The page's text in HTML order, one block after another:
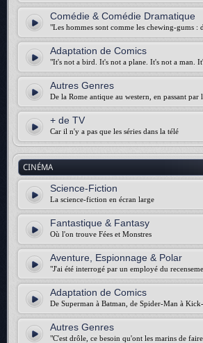
Comédie & Comédie Dramatique
"Les hommes sont comme les chewing-gums :
Adaptation de Comics
"It's not a bird. It's not a plane. It's not a man.
Autres Genres
De la Rome antique au western, en passant
+ de TV
Car il n'y a pas que les séries dans la télé
CINÉMA
Science-Fiction
La science-fiction en écran large
Fantastique & Fantasy
Où l'on trouve Fées et Monstres
Aventure, Espionnage & Polar
"J'ai été interrogé par un employé du
Adaptation de Comics
De Superman à Batman, de Spider-Man à Kick-
Autres Genres
"C'est drôle, ce besoin qu'ont les marins de